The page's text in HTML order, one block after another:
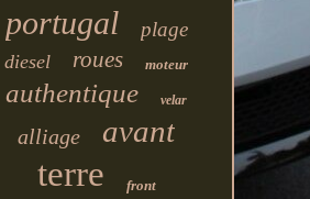
portugal plage
diesel roues moteur
authentique velar
alliage avant
terre front